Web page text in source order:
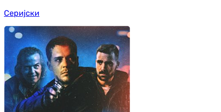
Серијски